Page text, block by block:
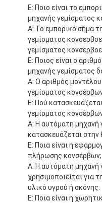
Ε: Ποιο είναι το
μηχανής γεμίσματος
Α: Το εμπορικό σήμα
γεμίσματος
γεμίσματος
Ε: Ποιος είναι ο
μηχανής γεμίσματος
Α: Ο αριθμός
γεμίσματος
Ε: Πού
γεμίσματος
Α: Η αυτόματη μηχανή
κατασκευάζεται στην
Ε: Ποια είναι η
πλήρωσης κονσέρβων;
Α: Η αυτόματη μηχανή
χρησιμοποιείται για
υλικό υγρού ή σκόνης.
Ε: Ποια είναι η